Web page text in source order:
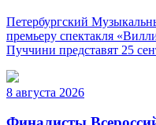
Петербургский
премьеру спектакля
Пуччини представят 25
8 августа 2026